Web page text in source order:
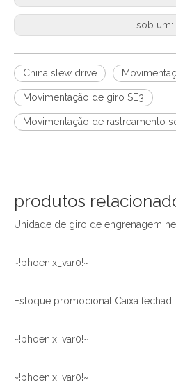
sob um:
China slew drive
Movimentação de giro SE3
Movimentação de rastreamento
produtos
~!phoenix_var0!~
~!phoenix_var0!~
~!phoenix_var0!~